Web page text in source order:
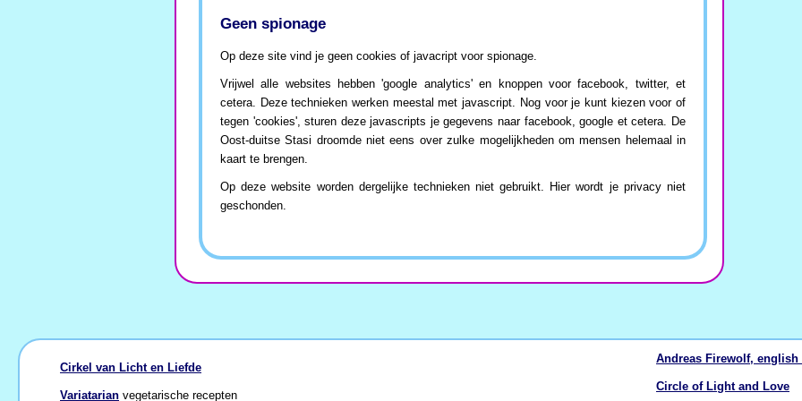
Geen spionage
Op deze site vind je geen cookies of javacript voor spionage.
Vrijwel alle websites hebben 'google analytics' en knoppen voor facebook, twitter, et
cetera. Deze technieken werken meestal met javascript. Nog voor je kunt kiezen voor of
tegen 'cookies', sturen deze javascripts je gegevens naar facebook, google et cetera. De
Oost-duitse Stasi droomde niet eens over zulke mogelijkheden om mensen helemaal in
kaart te brengen.
Op deze website worden dergelijke technieken niet gebruikt. Hier wordt je privacy niet
geschonden.
Cirkel van Licht en Liefde
Variatarian vegetarische recepten
Andreas Firewolf, english
Circle of Light and Love